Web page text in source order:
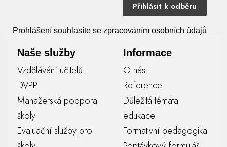
Přihlásit k odběru
Prohlášení souhlasíte se zpracováním osobních údajů
Naše služby
Vzdělávání učitelů -
DVPP
Manažerská podpora
školy
Evaluační služby pro
Informace
O nás
Reference
Důležitá témata
edukace
Formativní pedagogika